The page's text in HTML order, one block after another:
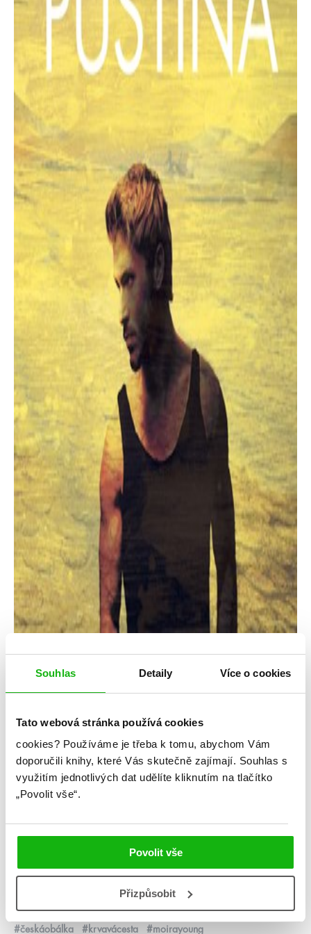
Souhlas Detaily Více o cookies
Tato webová stránka používá cookies
cookies? Používáme je třeba k tomu, abychom Vám
doporučili knihy, které Vás skutečně zajímají. Souhlas s
využitím jednotlivých dat udělíte kliknutím na tlačítko
„Povolit vše“.
Povolit vše
Přizpůsobit
Kategorie: young adult
Žánr: Dystopie
Pustina
Moira Young
#českáobálka #krvavácesta #moirayoung